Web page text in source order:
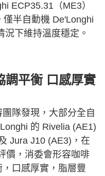
ECP35.31（ME3）
僅半自動機 De'Longhi
下維持溫度穩定。
調平衡 口感厚實
隊發現，大部分全自
的 Rivelia (AE1)
Jura J10 (AE3)，在
價，消委會形容咖啡
口感厚實，脂層豐